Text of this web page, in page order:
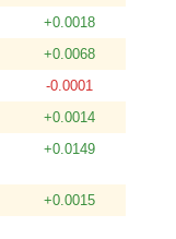
+0.0018
+0.0068
-0.0001
+0.0014
+0.0149
+0.0015